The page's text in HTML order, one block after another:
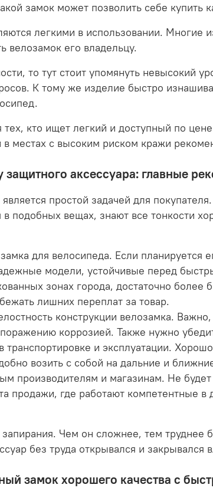
замок может позволить себе купить
легкими в использовании.
велозамок его владельцу.
то тут стоит упомянуть невысокий
К тому же изделие быстро
кто ищет легкий и доступный по
местах с высоким риском кражи
аксессуара: главные
простой задачей для
подобных вещах, знают все тонкости
для велосипеда. Если
модели, устойчивые перед
зонах города, достаточно
лишних переплат за товар.
конструкции велозамка.
коррозией. Также нужно
транспортировке и эксплуатации.
возить с собой на дальние и
производителям и магазинам. Не
продажи, где работают компетентные
Чем он сложнее, тем труднее
без труда открывался и
замок хорошего качества с